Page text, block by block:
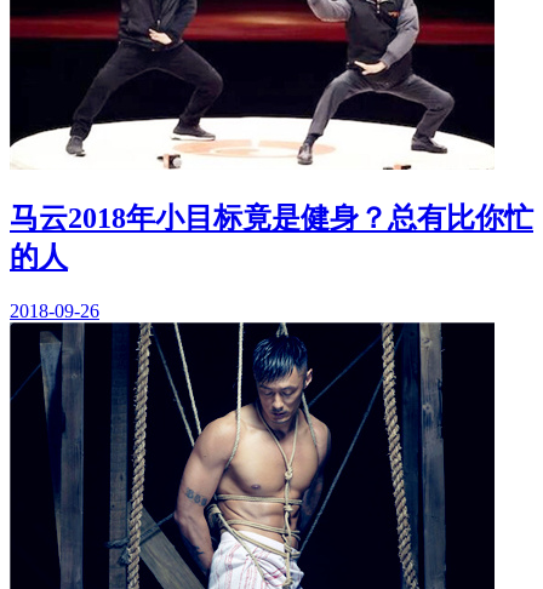
马云2018年小目标竟是健身？总有比你忙
的人
2018-09-26